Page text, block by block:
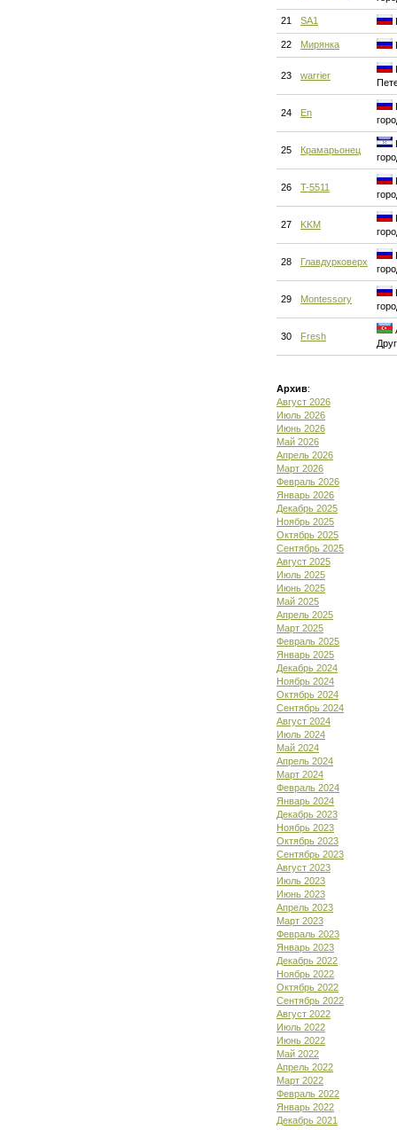
21 SA1
22 Мирянка
23 warrier
24 En
25 Крамарьонец
26 T-5511
27 KKM
28 Главдурковерх
29 Montessory
30 Fresh
Архив:
Август 2026
Июль 2026
Июнь 2026
Май 2026
Апрель 2026
Март 2026
Февраль 2026
Январь 2026
Декабрь 2025
Ноябрь 2025
Октябрь 2025
Сентябрь 2025
Август 2025
Июль 2025
Июнь 2025
Май 2025
Апрель 2025
Март 2025
Февраль 2025
Январь 2025
Декабрь 2024
Ноябрь 2024
Октябрь 2024
Сентябрь 2024
Август 2024
Июль 2024
Май 2024
Апрель 2024
Март 2024
Февраль 2024
Январь 2024
Декабрь 2023
Ноябрь 2023
Октябрь 2023
Сентябрь 2023
Август 2023
Июль 2023
Июнь 2023
Апрель 2023
Март 2023
Февраль 2023
Январь 2023
Декабрь 2022
Ноябрь 2022
Октябрь 2022
Сентябрь 2022
Август 2022
Июль 2022
Июнь 2022
Май 2022
Апрель 2022
Март 2022
Февраль 2022
Январь 2022
Декабрь 2021